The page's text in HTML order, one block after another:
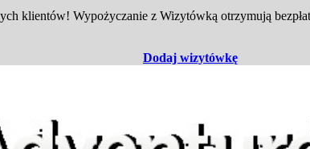
klientów! Wypożyczanie z Wizytówką otrzymują
Dodaj wizytówkę